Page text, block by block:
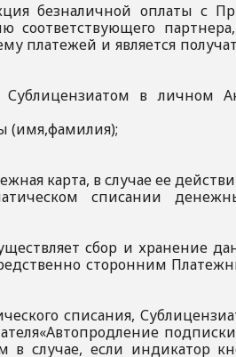
безналичной оплаты с
соответствующего
платежей и является
Сублицензиатом в личном
(имя,фамилия);
карта, в случае ее
списании
сбор и хранение
сторонним
списания,
в случае, если индикатор